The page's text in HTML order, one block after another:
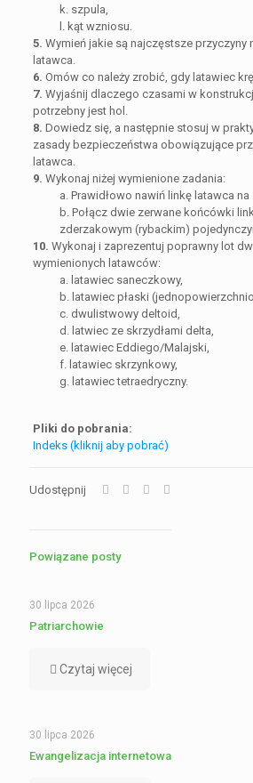
k. szpula,
l. kąt wzniosu.
5. Wymień jakie są najczęstsze przyczyny
latawca.
6. Omów co należy zrobić, gdy latawiec
7. Wyjaśnij dlaczego czasami w
potrzebny jest hol.
8. Dowiedz się, a następnie stosuj w
zasady bezpieczeństwa obowiązujące
latawca.
9. Wykonaj niżej wymienione zadania:
a. Prawidłowo nawiń linkę latawca
b. Połącz dwie zerwane końcówki
zderzakowym (rybackim)
10. Wykonaj i zaprezentuj poprawny lot
wymienionych latawców:
a. latawiec saneczkowy,
b. latawiec płaski
c. dwulistwowy deltoid,
d. latwiec ze skrzydłami delta,
e. latawiec Eddiego/Malajski,
f. latawiec skrzynkowy,
g. latawiec tetraedryczny.
Pliki do pobrania:
Indeks (kliknij aby pobrać)
Udostępnij
Powiązane posty
30 lipca 2026
Patriarchowie
Czytaj więcej
30 lipca 2026
Ewangelizacja internetowa